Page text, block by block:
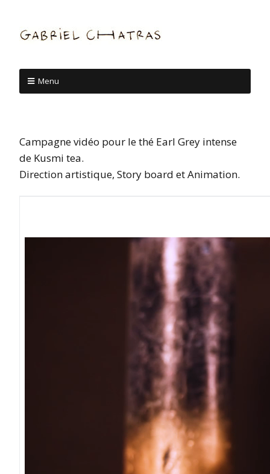
Menu
Campagne vidéo pour le thé Earl Grey intense
de Kusmi tea.
Direction artistique, Story board et Animation.